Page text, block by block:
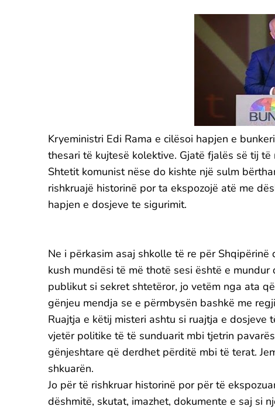
Kryeministri Edi Rama e cilësoi hapjen e
thesari të kujtesë kolektive. Gjatë fjalës së tij
Shtetit komunist nëse do kishte një sulm
rishkruajë historinë por ta ekspozojë atë me
hapjen e dosjeve te sigurimit.
Ne i përkasim asaj shkolle të re për
kush mundësi të më thotë sesi është e
publikut si sekret shtetëror, jo vetëm nga ata
gënjeu mendja se e përmbysën bashkë me
Ruajtja e këtij misteri ashtu si ruajtja e
vjetër politike të të sunduarit mbi tjetrin
gënjeshtare që derdhet përditë mbi të terat.
shkuarën.
Jo për të rishkruar historinë por për të
dëshmitë, skutat, imazhet, dokumente e saj si